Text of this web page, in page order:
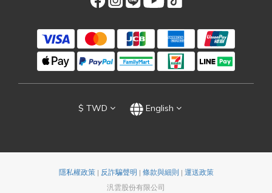
$ TWD English
隱私權政策| 反詐騙聲明 | 條款與細則 | 運送政策
汎雲股份有限公司